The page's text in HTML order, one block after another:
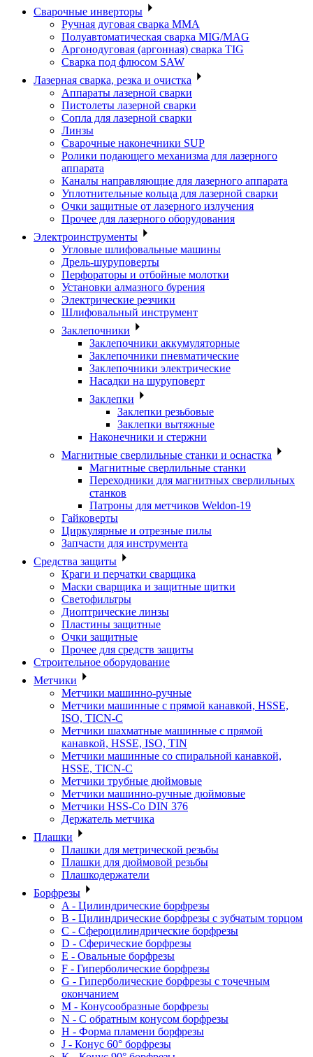
Сварочные инверторы
Ручная дуговая сварка MMA
Полуавтоматическая сварка MIG/MAG
Аргонодуговая (аргонная) сварка TIG
Сварка под флюсом SAW
Лазерная сварка, резка и очистка
Аппараты лазерной сварки
Пистолеты лазерной сварки
Сопла для лазерной сварки
Линзы
Сварочные наконечники SUP
Ролики подающего механизма для лазерного
аппарата
Каналы направляющие для лазерного аппарата
Уплотнительные кольца для лазерной сварки
Очки защитные от лазерного излучения
Прочее для лазерного оборудования
Электроинструменты
Угловые шлифовальные машины
Дрель-шуруповерты
Перфораторы и отбойные молотки
Установки алмазного бурения
Электрические резчики
Шлифовальный инструмент
Заклепочники
Заклепочники аккумуляторные
Заклепочники пневматические
Заклепочники электрические
Насадки на шуруповерт
Заклепки
Заклепки резьбовые
Заклепки вытяжные
Наконечники и стержни
Магнитные сверлильные станки и оснастка
Магнитные сверлильные станки
Переходники для магнитных сверлильных
станков
Патроны для метчиков Weldon-19
Гайковерты
Циркулярные и отрезные пилы
Запчасти для инструмента
Средства защиты
Краги и перчатки сварщика
Маски сварщика и защитные щитки
Светофильтры
Диоптрические линзы
Пластины защитные
Очки защитные
Прочее для средств защиты
Строительное оборудование
Метчики
Метчики машинно-ручные
Метчики машинные с прямой канавкой, HSSE,
ISO, TICN-C
Метчики шахматные машинные с прямой
канавкой, HSSE, ISO, TIN
Метчики машинные со спиральной канавкой,
HSSE, TICN-C
Метчики трубные дюймовые
Метчики машинно-ручные дюймовые
Метчики HSS-Co DIN 376
Держатель метчика
Плашки
Плашки для метрической резьбы
Плашки для дюймовой резьбы
Плашкодержатели
Борфрезы
A - Цилиндрические борфрезы
B - Цилиндрические борфрезы с зубчатым торцом
C - Сфероцилиндрические борфрезы
D - Сферические борфрезы
E - Овальные борфрезы
F - Гиперболические борфрезы
G - Гиперболические борфрезы с точечным
окончанием
M - Конусообразные борфрезы
N - С обратным конусом борфрезы
H - Форма пламени борфрезы
J - Конус 60° борфрезы